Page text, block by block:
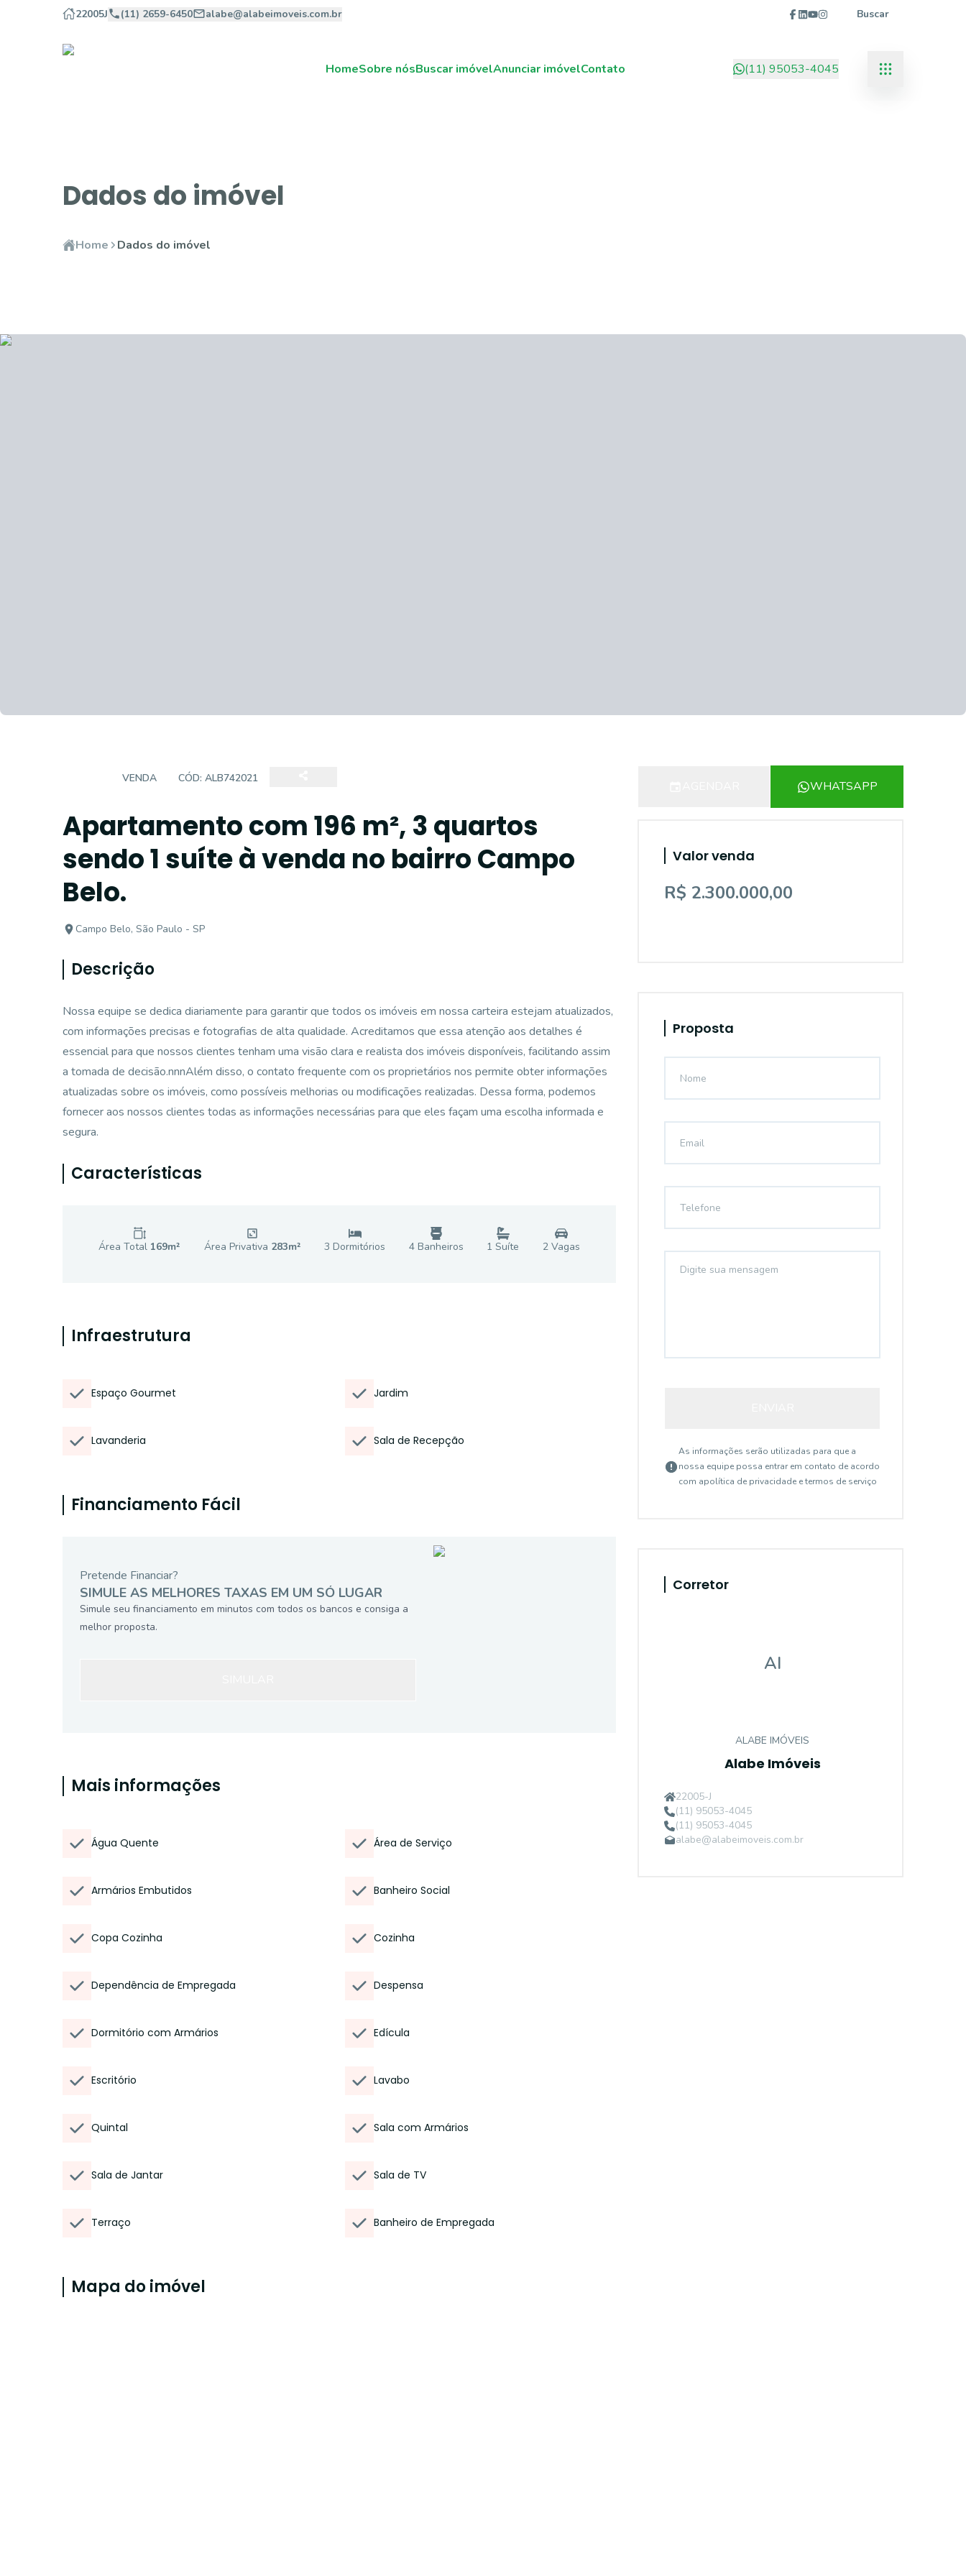
22005J (11) 2659-6450 alabe@alabeimoveis.com.br Buscar
HomeSobre nósBuscar imóvelAnunciar imóvelContato (11) 95053-4045
Dados do imóvel
Home Dados do imóvel
VENDA CÓD: ALB742021
Apartamento com 196 m², 3 quartos
sendo 1 suíte à venda no bairro Campo
Belo.
Campo Belo, São Paulo - SP
Descrição
Nossa equipe se dedica diariamente para garantir que todos os imóveis em nossa carteira estejam atualizados,
com informações precisas e fotografias de alta qualidade. Acreditamos que essa atenção aos detalhes é
essencial para que nossos clientes tenham uma visão clara e realista dos imóveis disponíveis, facilitando assim
a tomada de decisão.nnnAlém disso, o contato frequente com os proprietários nos permite obter informações
atualizadas sobre os imóveis, como possíveis melhorias ou modificações realizadas. Dessa forma, podemos
fornecer aos nossos clientes todas as informações necessárias para que eles façam uma escolha informada e
segura.
Características
Área Total 169m² Área Privativa 283m² 3 Dormitórios 4Banheiros 1 Suíte 2Vagas
Infraestrutura
Espaço Gourmet Jardim
Lavanderia Sala de Recepção
Financiamento Fácil
Pretende Financiar?
SIMULE AS MELHORES TAXAS EM UM SÓ LUGAR
Simule seu financiamento em minutos com todos os bancos e consiga a
melhor proposta.
Mais informações
Água Quente Área de Serviço
Armários Embutidos Banheiro Social
Copa Cozinha Cozinha
Dependência de Empregada Despensa
Dormitório com Armários Edícula
Escritório Lavabo
Quintal Sala com Armários
Sala de Jantar Sala de TV
Terraço Banheiro de Empregada
Mapa do imóvel
WHATSAPP
Valor venda
R$ 2.300.000,00
Proposta
As informações serão utilizadas para que a
nossa equipe possa entrar em contato de acordo
com apolítica de privacidade e termos de serviço
Corretor
AI
ALABE IMÓVEIS
Alabe Imóveis
22005-J
(11) 95053-4045
(11) 95053-4045
alabe@alabeimoveis.com.br